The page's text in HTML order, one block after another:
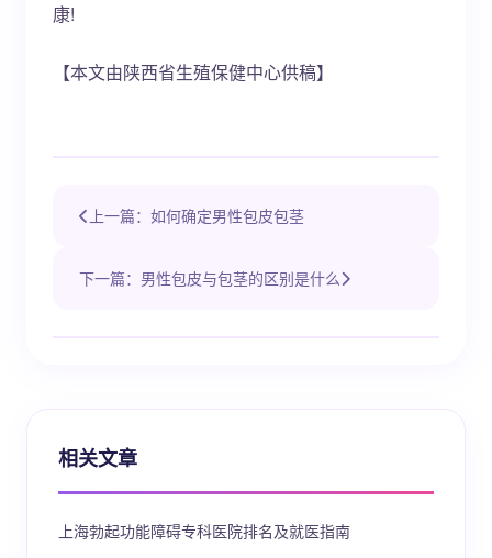
康!
【本文由陕西省生殖保健中心供稿】
上一篇：如何确定男性包皮包茎
下一篇：男性包皮与包茎的区别是什么
相关文章
上海勃起功能障碍专科医院排名及就医指南